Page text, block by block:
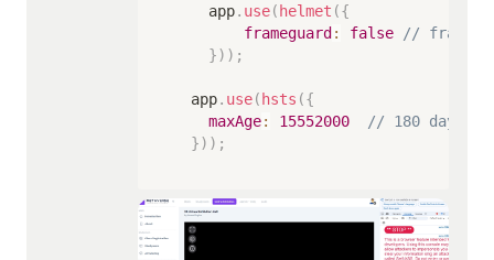
    app
. use( helmet ({
frameguard : false
//
}) ) ;
	app
. use( hsts ({
maxAge: 15552000
// 180 days in
}) ) ;